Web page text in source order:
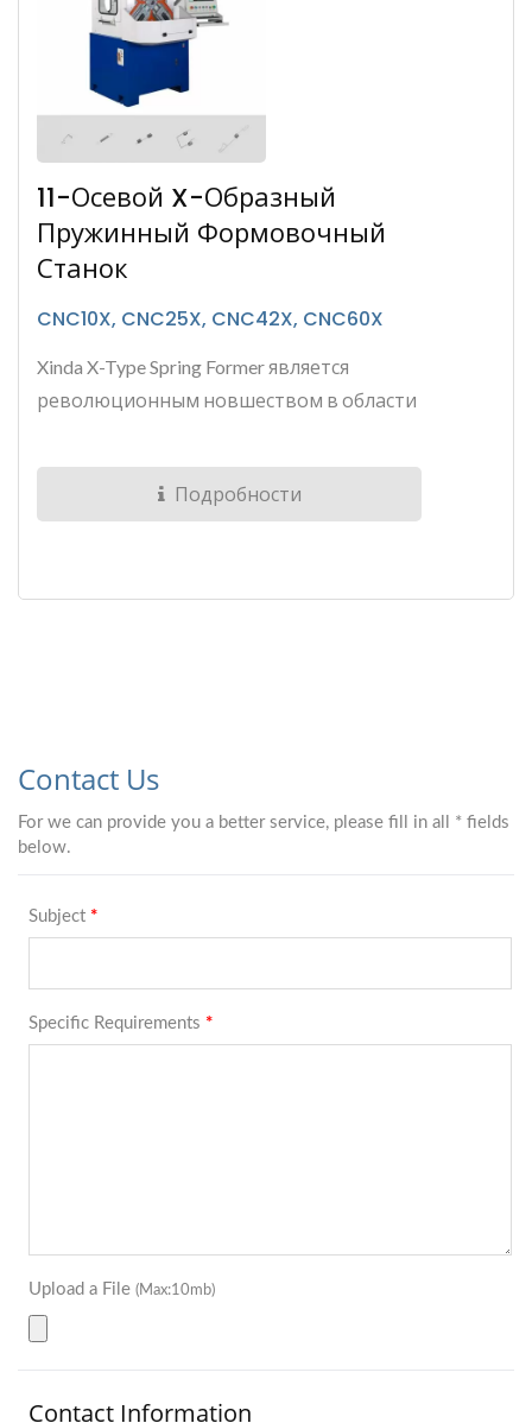
11-Осевой X-Образный
Пружинный Формовочный
Станок
CNC10X, CNC25X, CNC42X, CNC60X
Xinda X-Type Spring Former является
революционным новшеством в области
Подробности